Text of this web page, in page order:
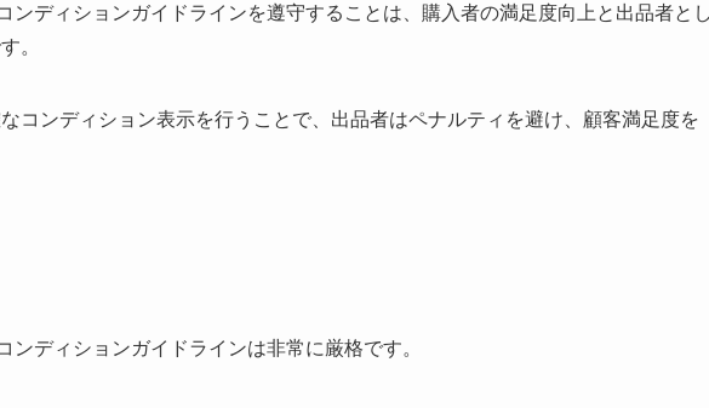
ンディションガイドラインを遵守することは、購入者の満足度向上と出品者と
。
コンディション表示を行うことで、出品者はペナルティを避け、顧客満足度を
ンディションガイドラインは非常に厳格です。